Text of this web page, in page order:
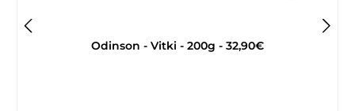
Odinson - Vitki - 200g - 32,90€